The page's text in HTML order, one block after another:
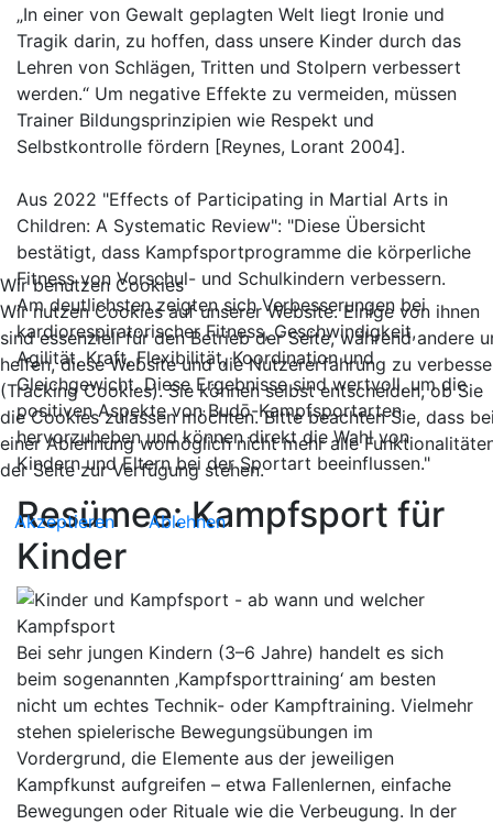
„In einer von Gewalt geplagten Welt liegt Ironie und
Tragik darin, zu hoffen, dass unsere Kinder durch das
Lehren von Schlägen, Tritten und Stolpern verbessert
werden.“ Um negative Effekte zu vermeiden, müssen
Trainer Bildungsprinzipien wie Respekt und
Selbstkontrolle fördern [Reynes, Lorant 2004].
Aus 2022 "Effects of Participating in Martial Arts in
Children: A Systematic Review": "Diese Übersicht
bestätigt, dass Kampfsportprogramme die körperliche
Fitness von Vorschul- und Schulkindern verbessern.
Am deutlichsten zeigten sich Verbesserungen bei
kardiorespiratorischer Fitness, Geschwindigkeit,
Agilität, Kraft, Flexibilität, Koordination und
Gleichgewicht. Diese Ergebnisse sind wertvoll, um die
positiven Aspekte von Budō-Kampfsportarten
hervorzuheben und können direkt die Wahl von
Kindern und Eltern bei der Sportart beeinflussen."
Resümee: Kampfsport für
Kinder
Bei sehr jungen Kindern (3–6 Jahre) handelt es sich
beim sogenannten ‚Kampfsporttraining‘ am besten
nicht um echtes Technik- oder Kampftraining. Vielmehr
stehen spielerische Bewegungsübungen im
Vordergrund, die Elemente aus der jeweiligen
Kampfkunst aufgreifen – etwa Fallenlernen, einfache
Bewegungen oder Rituale wie die Verbeugung. In der
Wir benutzen Cookies
Wir nutzen Cookies auf unserer Website. Einige von ihnen
sind essenziell für den Betrieb der Seite, während andere
helfen, diese Website und die Nutzererfahrung zu
(Tracking Cookies). Sie können selbst entscheiden, ob Sie
die Cookies zulassen möchten. Bitte beachten Sie, dass
einer Ablehnung womöglich nicht mehr alle
der Seite zur Verfügung stehen.
Akzeptieren Ablehnen